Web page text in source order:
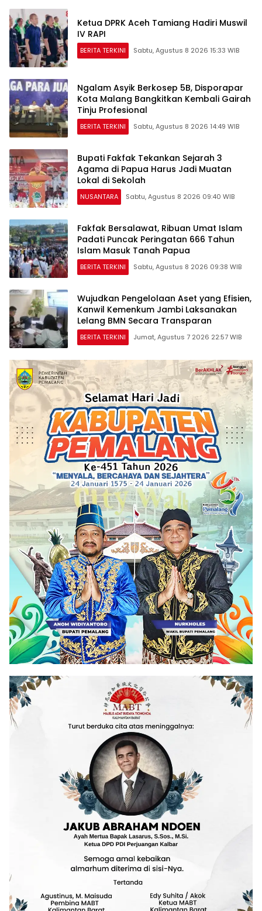
Ketua DPRK Aceh Tamiang Hadiri Muswil
IV RAPI
BERITA TERKINI Sabtu, Agustus 8 2026 15:33 WIB
Ngalam Asyik Berkosep 5B, Disporapar
Kota Malang Bangkitkan Kembali Gairah
Tinju Profesional
BERITA TERKINI Sabtu, Agustus 8 2026 14:49 WIB
Bupati Fakfak Tekankan Sejarah 3
Agama di Papua Harus Jadi Muatan
Lokal di Sekolah
NUSANTARA Sabtu, Agustus 8 2026 09:40 WIB
Fakfak Bersalawat, Ribuan Umat Islam
Padati Puncak Peringatan 666 Tahun
Islam Masuk Tanah Papua
BERITA TERKINI Sabtu, Agustus 8 2026 09:38 WIB
Wujudkan Pengelolaan Aset yang Efisien,
Kanwil Kemenkum Jambi Laksanakan
Lelang BMN Secara Transparan
BERITA TERKINI Jumat, Agustus 7 2026 22:57 WIB